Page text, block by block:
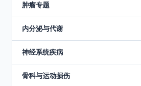
肿瘤专题
内分泌与代谢
神经系统疾病
骨科与运动损伤